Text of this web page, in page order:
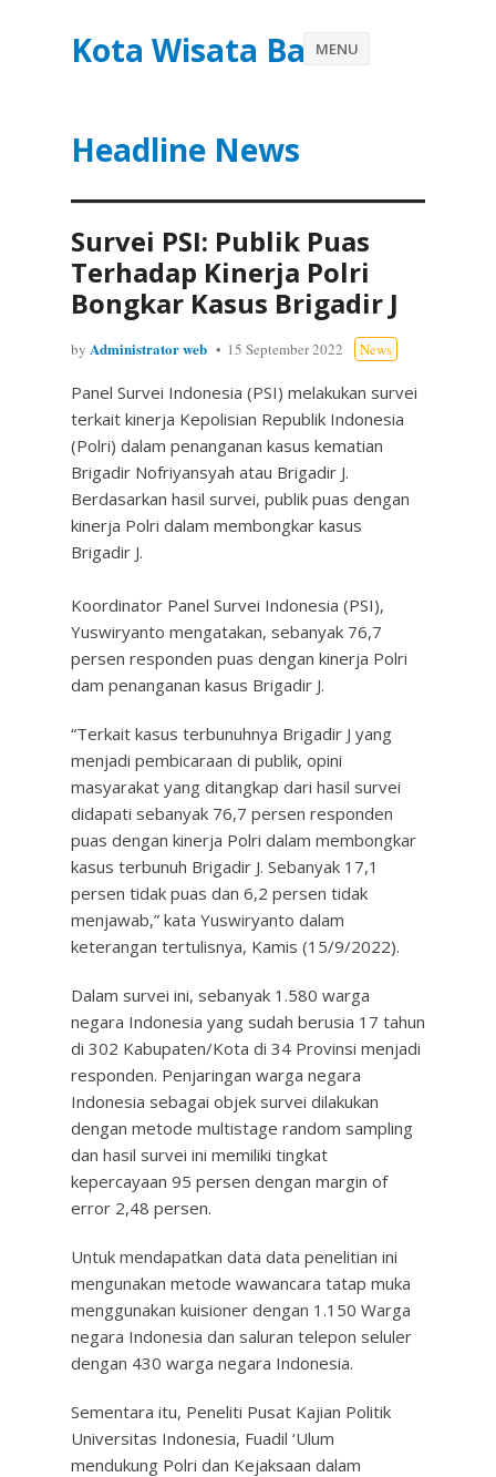
Kota Wisata Batu
Headline News
MENU
Survei PSI: Publik Puas
Terhadap Kinerja Polri
Bongkar Kasus Brigadir J
by Administrator web 15 September 2022 News
Panel Survei Indonesia (PSI) melakukan survei
terkait kinerja Kepolisian Republik Indonesia
(Polri) dalam penanganan kasus kematian
Brigadir Nofriyansyah atau Brigadir J.
Berdasarkan hasil survei, publik puas dengan
kinerja Polri dalam membongkar kasus
Brigadir J.
Koordinator Panel Survei Indonesia (PSI),
Yuswiryanto mengatakan, sebanyak 76,7
persen responden puas dengan kinerja Polri
dam penanganan kasus Brigadir J.
“Terkait kasus terbunuhnya Brigadir J yang
menjadi pembicaraan di publik, opini
masyarakat yang ditangkap dari hasil survei
didapati sebanyak 76,7 persen responden
puas dengan kinerja Polri dalam membongkar
kasus terbunuh Brigadir J. Sebanyak 17,1
persen tidak puas dan 6,2 persen tidak
menjawab,” kata Yuswiryanto dalam
keterangan tertulisnya, Kamis (15/9/2022).
Dalam survei ini, sebanyak 1.580 warga
negara Indonesia yang sudah berusia 17 tahun
di 302 Kabupaten/Kota di 34 Provinsi menjadi
responden. Penjaringan warga negara
Indonesia sebagai objek survei dilakukan
dengan metode multistage random sampling
dan hasil survei ini memiliki tingkat
kepercayaan 95 persen dengan margin of
error 2,48 persen.
Untuk mendapatkan data data penelitian ini
mengunakan metode wawancara tatap muka
menggunakan kuisioner dengan 1.150 Warga
negara Indonesia dan saluran telepon seluler
dengan 430 warga negara Indonesia.
Sementara itu, Peneliti Pusat Kajian Politik
Universitas Indonesia, Fuadil ‘Ulum
mendukung Polri dan Kejaksaan dalam